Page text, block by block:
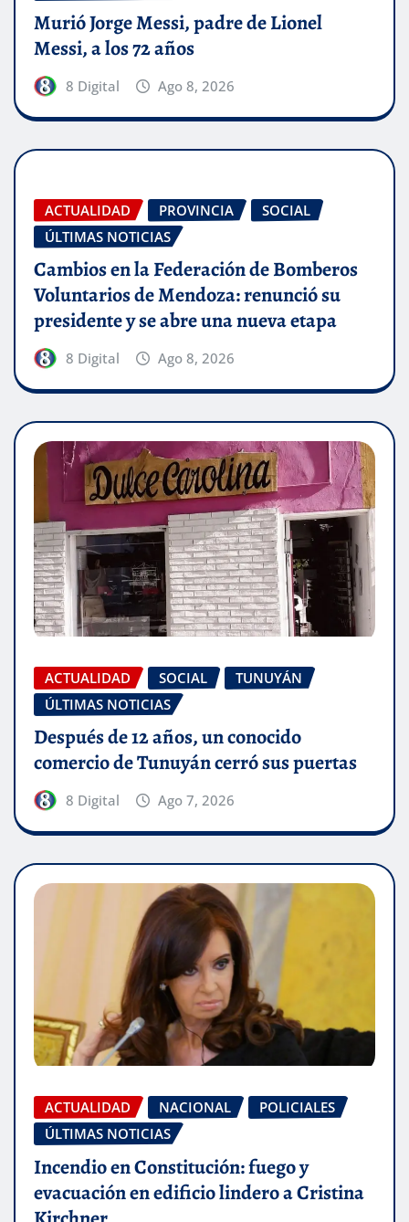
Murió Jorge Messi, padre de Lionel
Messi, a los 72 años
8 Digital Ago 8, 2026
ACTUALIDAD PROVINCIA
SOCIAL
ÚLTIMAS NOTICIAS
Cambios en la Federación de Bomberos
Voluntarios de Mendoza: renunció su
presidente y se abre una nueva etapa
8 Digital Ago 8, 2026
ACTUALIDAD SOCIAL
TUNUYÁN
ÚLTIMAS NOTICIAS
Después de 12 años, un conocido
comercio de Tunuyán cerró sus puertas
8 Digital Ago 7, 2026
ACTUALIDAD NACIONAL
POLICIALES
ÚLTIMAS NOTICIAS
Incendio en Constitución: fuego y
evacuación en edificio lindero a Cristina